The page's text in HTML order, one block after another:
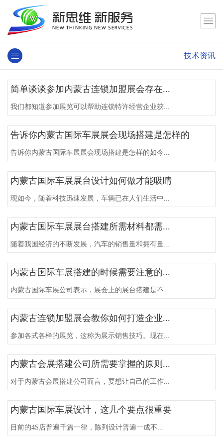
技术资讯
简单谈谈参加内蒙古连锁加盟展会存在...
我们都知道参加展览可以帮助连锁特许经营企业获...
告诉你内蒙古国际车展展会现场搭建是怎样的
告诉你内蒙古国际车展展会现场搭建是怎样的如今...
内蒙古国际车展展台设计如何做才能吸睛
现如今，随着科技迅速发展，车辆已在人们生活中...
内蒙古国际车展展台搭建所需材料都需...
随着我国经济的不断发展，汽车的销售量和拥有量...
内蒙古国际车展搭建的时候需要注意的...
内蒙古国际车展公司表示，展会上的展台搭建是不...
内蒙古连锁加盟展会教你如何打造企业...
参加各式各样的展览，这称为展示销售技巧。现在...
内蒙古会展搭建公司所需要掌握的原则...
对于内蒙古会展搭建公司而言，要想让自己的工作...
内蒙古国际车展设计，这几个要点很重要
目前的4S店普遍千篇一律，陈列设计普遍一成不...